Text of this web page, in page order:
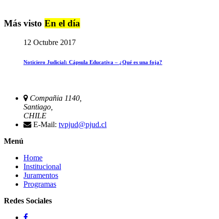
Más visto En el día
12 Octubre 2017
Noticiero Judicial: Cápsula Educativa – ¿Qué es una foja?
Compañia 1140,
Santiago,
CHILE
E-Mail: tvpjud@pjud.cl
Menú
Home
Institucional
Juramentos
Programas
Redes Sociales